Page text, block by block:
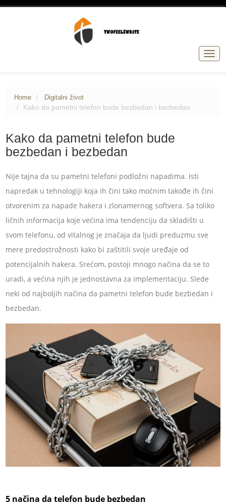
Home Digitalni život
Kako da pametni telefon bude bezbedan i bezbedan
Kako da pametni telefon bude
bezbedan i bezbedan
Nije tajna da su pametni telefoni podložni napadima. Isti
napredak u tehnologiji koja ih čini tako moćnim takođe ih čini
otvorenim za napade hakera i zlonamernog softvera. Sa toliko
ličnih informacija koje većina ima tendenciju da skladišti u
svom telefonu, od vitalnog je značaja da ljudi preduzmu sve
mere predostrožnosti kako bi zaštitili svoje uređaje od
potencijalnih hakera. Srećom, postoji mnogo načina da se to
uradi, a većina njih je jednostavna za implementaciju. Slede
neki od najboljih načina da pametni telefon bude bezbedan i
bezbedan.
5 načina da telefon bude bezbedan